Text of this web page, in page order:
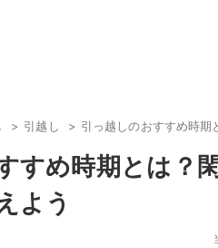
引越し 引っ越しのおすすめ時期
すめ時期とは？
よう